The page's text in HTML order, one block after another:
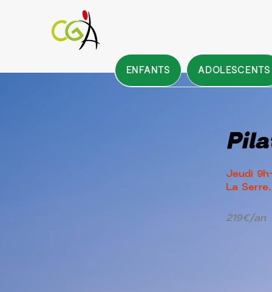
ENFANTS
ADOLESCENTS
Jeudi
La
219€/an